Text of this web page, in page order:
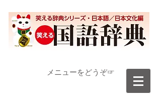
​メニューをどうぞ☞